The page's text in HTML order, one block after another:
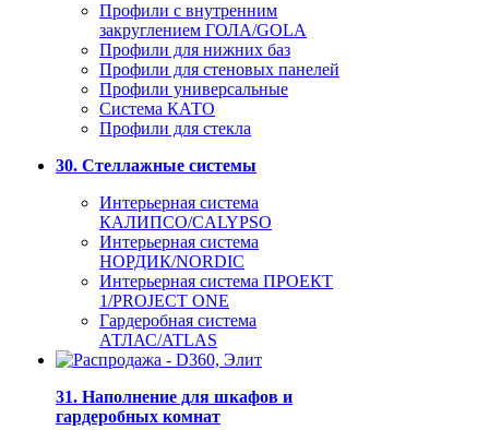
Профили с внутренним
закруглением ГОЛА/GOLA
Профили для нижних баз
Профили для стеновых панелей
Профили универсальные
Система КАТО
Профили для стекла
30. Стеллажные системы
Интерьерная система
КАЛИПСО/CALYPSO
Интерьерная система
НОРДИК/NORDIC
Интерьерная система ПРОЕКТ
1/PROJECT ONE
Гардеробная система
АТЛАС/ATLAS
31. Наполнение для шкафов и
гардеробных комнат